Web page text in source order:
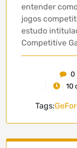
entender
jogos
estudo
Competitive
0
10
Tags: